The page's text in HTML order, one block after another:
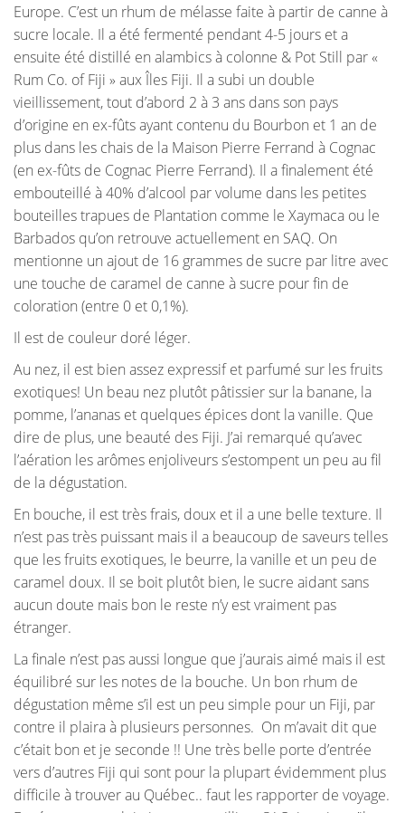
Europe. C’est un rhum de mélasse faite à partir de canne à
sucre locale. Il a été fermenté pendant 4-5 jours et a
ensuite été distillé en alambics à colonne & Pot Still par «
Rum Co. of Fiji » aux Îles Fiji. Il a subi un double
vieillissement, tout d’abord 2 à 3 ans dans son pays
d’origine en ex-fûts ayant contenu du Bourbon et 1 an de
plus dans les chais de la Maison Pierre Ferrand à Cognac
(en ex-fûts de Cognac Pierre Ferrand). Il a finalement été
embouteillé à 40% d’alcool par volume dans les petites
bouteilles trapues de Plantation comme le Xaymaca ou le
Barbados qu’on retrouve actuellement en SAQ. On
mentionne un ajout de 16 grammes de sucre par litre avec
une touche de caramel de canne à sucre pour fin de
coloration (entre 0 et 0,1%).
Il est de couleur doré léger.
Au nez, il est bien assez expressif et parfumé sur les fruits
exotiques! Un beau nez plutôt pâtissier sur la banane, la
pomme, l’ananas et quelques épices dont la vanille. Que
dire de plus, une beauté des Fiji. J’ai remarqué qu’avec
l’aération les arômes enjoliveurs s’estompent un peu au fil
de la dégustation.
En bouche, il est très frais, doux et il a une belle texture. Il
n’est pas très puissant mais il a beaucoup de saveurs telles
que les fruits exotiques, le beurre, la vanille et un peu de
caramel doux. Il se boit plutôt bien, le sucre aidant sans
aucun doute mais bon le reste n’y est vraiment pas
étranger.
La finale n’est pas aussi longue que j’aurais aimé mais il est
équilibré sur les notes de la bouche. Un bon rhum de
dégustation même s’il est un peu simple pour un Fiji, par
contre il plaira à plusieurs personnes. On m’avait dit que
c’était bon et je seconde !! Une très belle porte d’entrée
vers d’autres Fiji qui sont pour la plupart évidemment plus
difficile à trouver au Québec.. faut les rapporter de voyage.